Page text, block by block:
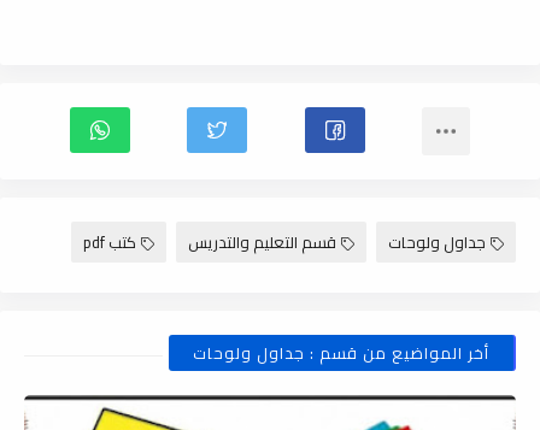
جداول ولوحات قسم التعليم والتدريس كتب pdf
أخر المواضيع من قسم : جداول ولوحات